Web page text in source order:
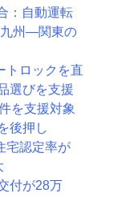
：自動運転
九州―関東の
トロックを直
選びを支援
を支援対象
後押し
宅認定率が
付が28万